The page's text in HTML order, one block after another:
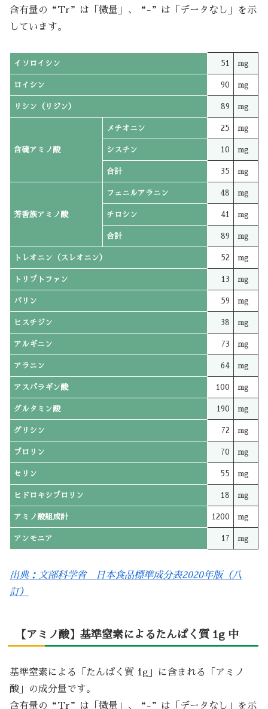
含有量の“Tr”は「微量」、“-”は「データなし」を示
しています。
イソロイシン 51 mg
ロイシン 90 mg
リシン（リジン） 89 mg
含硫アミノ酸
メチオニン 25 mg
シスチン 10 mg
合計 35 mg
芳香族アミノ酸
フェニルアラニン 48 mg
チロシン 41 mg
合計 89 mg
トレオニン（スレオニン） 52 mg
トリプトファン 13 mg
バリン 59 mg
ヒスチジン 38 mg
アルギニン 73 mg
アラニン 64 mg
アスパラギン酸 100 mg
グルタミン酸 190 mg
グリシン 72 mg
プロリン 70 mg
セリン 55 mg
ヒドロキシプロリン 18 mg
アミノ酸組成計 1200 mg
アンモニア 17 mg
出典：文部科学省 日本食品標準成分表2020年版（八
訂）
【アミノ酸】基準窒素によるたんぱく質 1g 中
基準窒素による「たんぱく質 1g」に含まれる「アミノ
酸」の成分量です。
含有量の“Tr”は「微量」、“-”は「データなし」を示